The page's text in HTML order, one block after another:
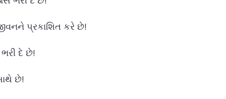
પ્રકાશિત કરે છે!
દે છે!
છે!